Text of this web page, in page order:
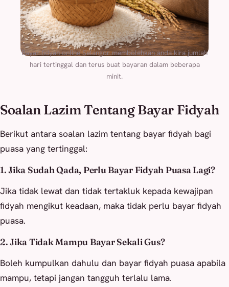
Bayar fidyah online Selangor membolehkan anda kira jumlah
hari tertinggal dan terus buat bayaran dalam beberapa
minit.
Soalan Lazim Tentang Bayar Fidyah
Berikut antara soalan lazim tentang bayar fidyah bagi
puasa yang tertinggal:
1. Jika Sudah Qada, Perlu Bayar Fidyah Puasa Lagi?
Jika tidak lewat dan tidak tertakluk kepada kewajipan
fidyah mengikut keadaan, maka tidak perlu bayar fidyah
puasa.
2. Jika Tidak Mampu Bayar Sekali Gus?
Boleh kumpulkan dahulu dan bayar fidyah puasa apabila
mampu, tetapi jangan tangguh terlalu lama.